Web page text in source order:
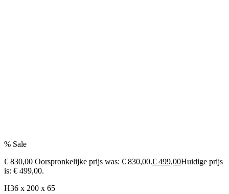
% Sale
€ 830,00 Oorspronkelijke prijs was: € 830,00.€ 499,00Huidige prijs
is: € 499,00.
H36 x 200 x 65